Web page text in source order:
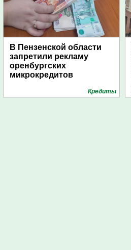
В Пензенской области
запретили рекламу
оренбургских
микрокредитов
Кредиты